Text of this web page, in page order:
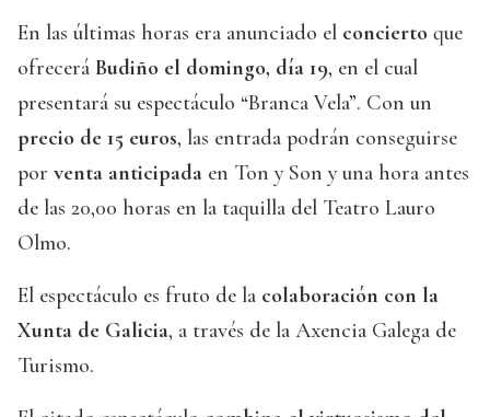
En las últimas horas era anunciado el concierto que
ofrecerá Budiño el domingo, día 19, en el cual
presentará su espectáculo “Branca Vela”. Con un
precio de 15 euros, las entrada podrán conseguirse
por venta anticipada en Ton y Son y una hora antes
de las 20,00 horas en la taquilla del Teatro Lauro
Olmo.
El espectáculo es fruto de la colaboración con la
Xunta de Galicia, a través de la Axencia Galega de
Turismo.